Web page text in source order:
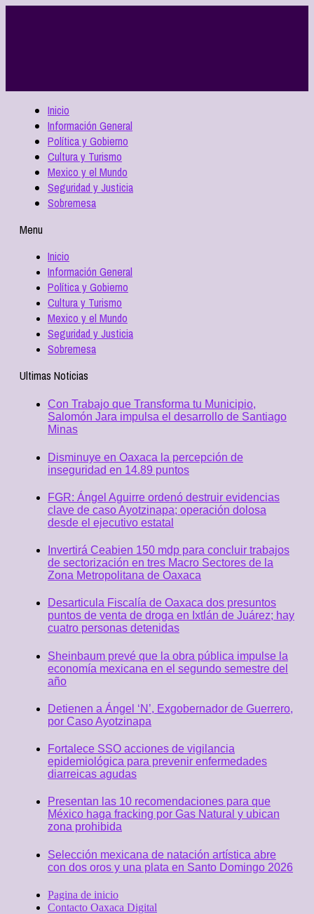
Inicio
Información General
Política y Gobierno
Cultura y Turismo
Mexico y el Mundo
Seguridad y Justicia
Sobremesa
Menu
Inicio
Información General
Política y Gobierno
Cultura y Turismo
Mexico y el Mundo
Seguridad y Justicia
Sobremesa
Ultimas Noticias
Con Trabajo que Transforma tu Municipio,
Salomón Jara impulsa el desarrollo de Santiago
Minas
Disminuye en Oaxaca la percepción de
inseguridad en 14.89 puntos
FGR: Ángel Aguirre ordenó destruir evidencias
clave de caso Ayotzinapa; operación dolosa
desde el ejecutivo estatal
Invertirá Ceabien 150 mdp para concluir trabajos
de sectorización en tres Macro Sectores de la
Zona Metropolitana de Oaxaca
Desarticula Fiscalía de Oaxaca dos presuntos
puntos de venta de droga en Ixtlán de Juárez; hay
cuatro personas detenidas
Sheinbaum prevé que la obra pública impulse la
economía mexicana en el segundo semestre del
año
Detienen a Ángel ‘N’, Exgobernador de Guerrero,
por Caso Ayotzinapa
Fortalece SSO acciones de vigilancia
epidemiológica para prevenir enfermedades
diarreicas agudas
Presentan las 10 recomendaciones para que
México haga fracking por Gas Natural y ubican
zona prohibida
Selección mexicana de natación artística abre
con dos oros y una plata en Santo Domingo 2026
Pagina de inicio
Contacto Oaxaca Digital